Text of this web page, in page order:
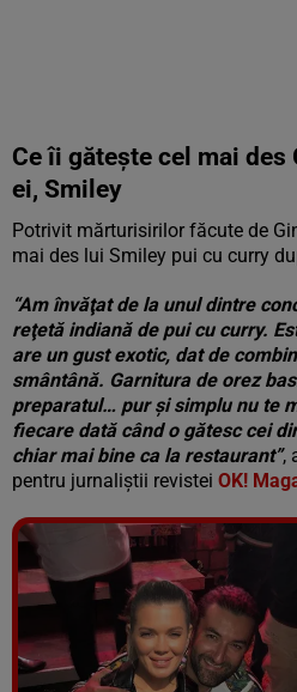
Ce îi gătește cel mai
ei, Smiley
Potrivit mărturisirilor făcute de
mai des lui Smiley pui cu curry
“Am învăţat de la unul dintre
reţetă indiană de pui cu curry.
are un gust exotic, dat de
smântână. Garnitura de orez
preparatul… pur şi simplu nu te
fiecare dată când o gătesc cei
chiar mai bine ca la restaurant”,
pentru jurnaliștii revistei OK!